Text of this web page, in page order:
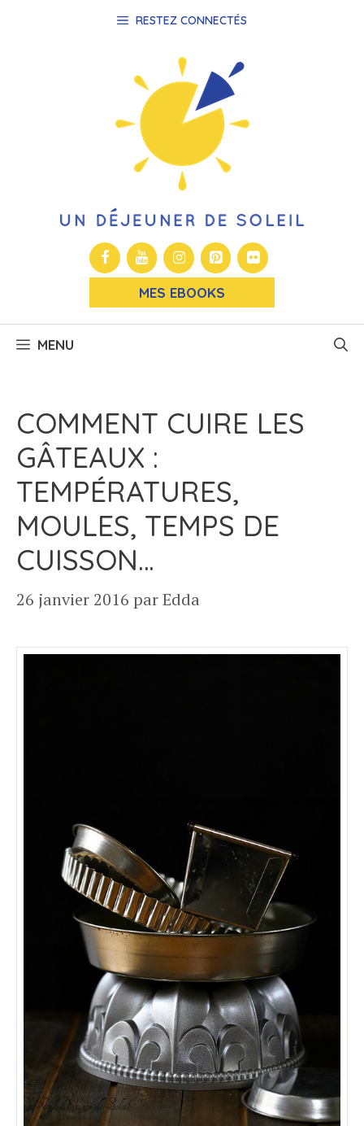
RESTEZ CONNECTÉS
MES EBOOKS
MENU
COMMENT CUIRE LES
GÂTEAUX :
TEMPÉRATURES,
MOULES, TEMPS DE
CUISSON…
26 janvier 2016 parEdda